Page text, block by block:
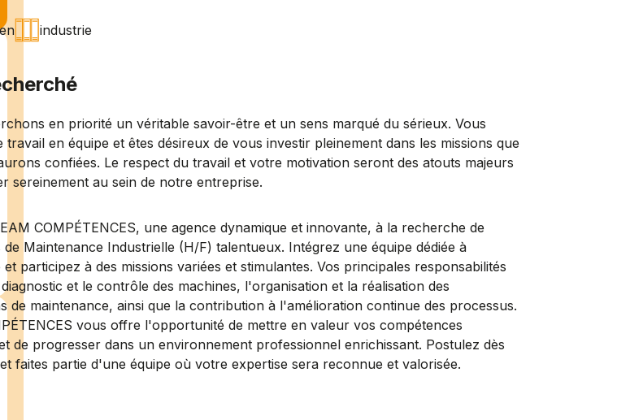
industrie
en priorité un véritable savoir-être et un sens marqué du sérieux. Vous
travail en équipe et êtes désireux de vous investir pleinement dans les missions que
confiées. Le respect du travail et votre motivation seront des atouts majeurs
sereinement au sein de notre entreprise.
COMPÉTENCES, une agence dynamique et innovante, à la recherche de
de Maintenance Industrielle (H/F) talentueux. Intégrez une équipe dédiée à
participez à des missions variées et stimulantes. Vos principales responsabilités
et le contrôle des machines, l'organisation et la réalisation des
de maintenance, ainsi que la contribution à l'amélioration continue des processus.
vous offre l'opportunité de mettre en valeur vos compétences
de progresser dans un environnement professionnel enrichissant. Postulez dès
faites partie d'une équipe où votre expertise sera reconnue et valorisée.